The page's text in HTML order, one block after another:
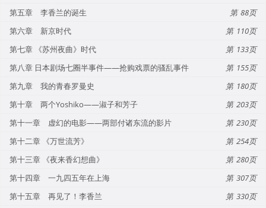
第五章 李香兰的诞生
88
第六章 新京时代
110
第七章 《苏州夜曲》时代
133
第八章 日本剧场七圈半事件——抢购戏票的骚乱事件
155
第九章 我的青春罗曼史
180
第十章 两个Yoshiko——淑子和芳子
203
第十一章 虚幻的电影——两部付诸东流的影片
230
第十二章 《万世流芳》
254
第十三章 《夜来香幻想曲》
280
第十四章 一九四五年在上海
307
第十五章 再见了！李香兰
330